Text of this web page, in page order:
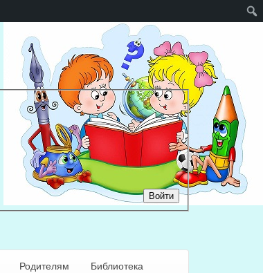
Войти
Родителям Библиотека